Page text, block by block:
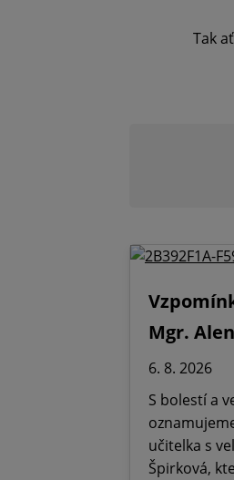
Tak
Mgr.
6. 8. 2026
S bolestí a
učitelka s
Špirková,